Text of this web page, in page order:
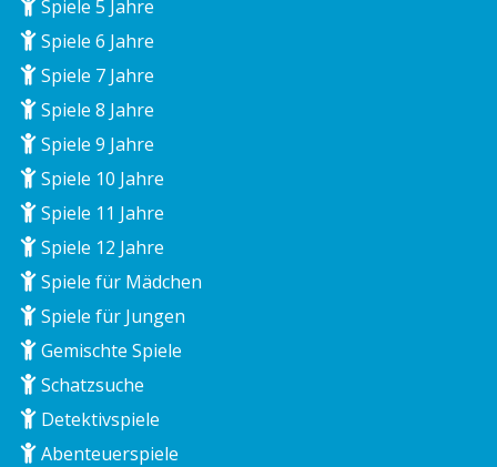
Spiele 5 Jahre
Spiele 6 Jahre
Spiele 7 Jahre
Spiele 8 Jahre
Spiele 9 Jahre
Spiele 10 Jahre
Spiele 11 Jahre
Spiele 12 Jahre
Spiele für Mädchen
Spiele für Jungen
Gemischte Spiele
Schatzsuche
Detektivspiele
Abenteuerspiele